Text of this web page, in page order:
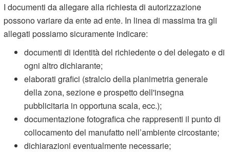
I documenti da allegare alla richiesta di autorizzazione
possono variare da ente ad ente. In linea di massima tra gli
allegati possiamo sicuramente indicare:
documenti di identità del richiedente o del delegato e di
ogni altro dichiarante;
elaborati grafici (stralcio della planimetria generale
della zona, sezione e prospetto dell'insegna
pubblicitaria in opportuna scala, ecc.);
documentazione fotografica che rappresenti il punto di
collocamento del manufatto nell’ambiente circostante;
dichiarazioni eventualmente necessarie;